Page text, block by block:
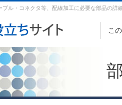
ル・コネクタ等、配線加工に必要な部品の詳
こ